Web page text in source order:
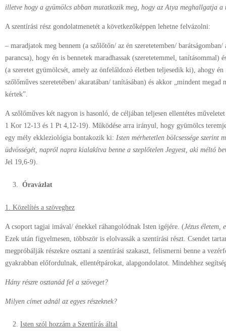
illetve hogy a gyümölcs abban mutatkozik meg, hogy az Atya meghallgatja a
A szentírási rész gondolatmenetét a következőképpen lehetne felvázolni:
– maradjatok meg bennem (a szőlőtőn/ az én szeretetemben/
parancsa), hogy én is bennetek maradhassak (szeretetemmel, tanításommal)
(a szeretet gyümölcsét, amely az önfeláldozó életben teljesedik ki), ahogy
szőlőműves szeretetében/ akaratában/ tanításában) és akkor „mindent
kértek”.
A szőlőműves két nagyon is hasonló, de céljában teljesen ellentétes
1 Kor 12-13 és 1 Pt 4,12-19). Működése arra irányul, hogy gyümölcs
egy mély ekkleziológia bontakozik ki: Isten mérhetetlen bölcsessége szerint
üdvösségét, napról napra kialakítva benne a szeplőtelen Jegyest, aki méltó
Jel 19,6-9).
Óravázlat
1. Közelítés a szöveghez
A csoport tagjai imával/ énekkel ráhangolódnak Isten igéjére. (Jézus életem,
Ezek után figyelmesen, többször is elolvassák a szentírási részt. Csendet
megpróbálják részekre osztani a szentírási szakaszt, felismerni benne a
gyakrabban előfordulnak, ellentétpárokat, alapgondolatot. Mindehhez
Hány részre osztanád fel a szöveget?
Milyen címet adnál az egyes részeknek?
Isten szól hozzám a Szentírás által